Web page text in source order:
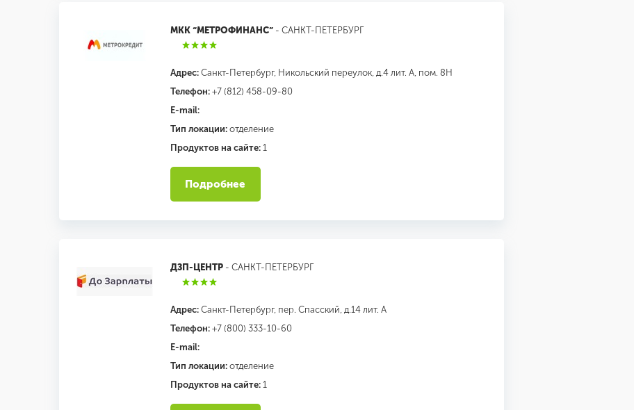
МКК “МЕТРОФИНАНС”- САНКТ-ПЕТЕРБУРГ
Адрес: Санкт-Петербург, Никольский переулок, д.4 лит. А, пом. 8Н
Телефон: +7 (812) 458-09-80
E-mail:
Тип локации: отделение
Продуктов на сайте: 1
Подробнее
ДЗП-ЦЕНТР- САНКТ-ПЕТЕРБУРГ
Адрес: Санкт-Петербург, пер. Спасский, д.14 лит. А
Телефон: +7 (800) 333-10-60
E-mail:
Тип локации: отделение
Продуктов на сайте: 1